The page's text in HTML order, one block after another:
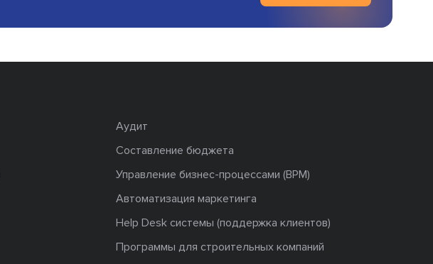
Аудит
Составление бюджета
Управление бизнес-процессами (BPM)
Автоматизация маркетинга
Help Desk системы (поддержка клиентов)
Программы для строительных компаний